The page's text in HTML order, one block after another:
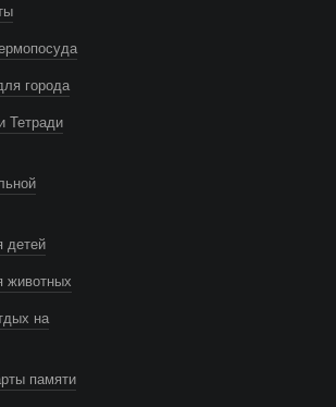
города
Тетради
детей
животных
на
памяти